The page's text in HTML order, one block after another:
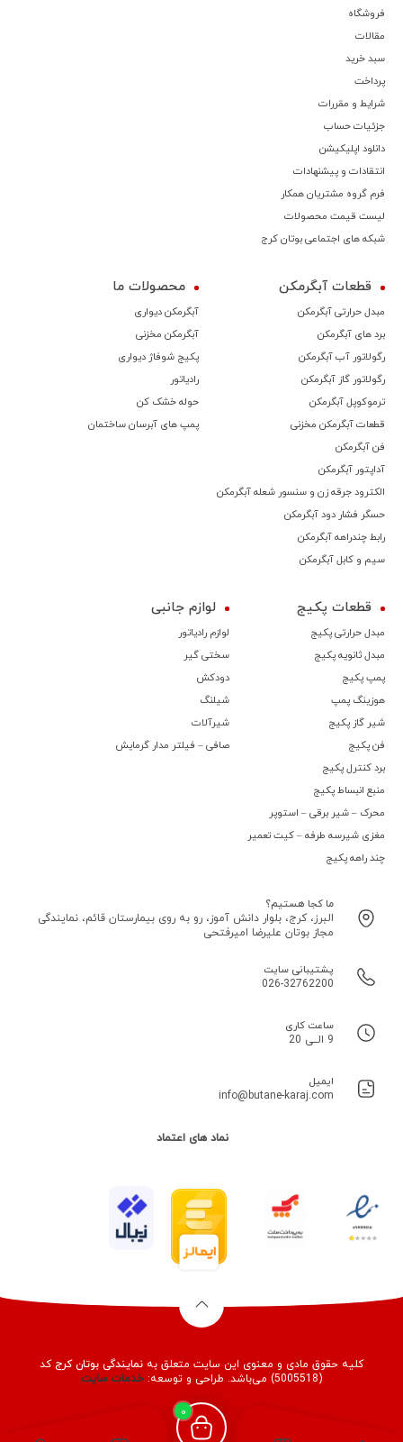
0
فروشگاه
مقالات
سبد خرید
پرداخت
شرایط و مقررات
جزئیات حساب
دانلود اپلیکیشن
انتقادات و پیشنهادات
فرم گروه مشتریان همکار
لیست قیمت محصولات
شبکه های اجتماعی بوتان کرج
قطعات آبگرمکن
مبدل حرارتی آبگرمکن
برد های آبگرمکن
رگولاتور آب آبگرمکن
رگولاتور گاز آبگرمکن
ترموكوپل آبگرمکن
قطعات آبگرمکن مخزنی
فن آبگرمکن
آداپتور آبگرمکن
الکترود جرقه زن و سنسور شعله آبگرمکن
حسگر فشار دود آبگرمکن
رابط چندراهه آبگرمکن
سیم و کابل آبگرمکن
محصولات ما
آبگرمکن دیواری
آبگرمکن مخزنی
پکیج شوفاژ دیواری
رادیاتور
حوله خشک کن
پمپ های آبرسان ساختمان
قطعات پکیج
مبدل حرارتی پکیج
مبدل ثانویه پکیج
پمپ پکیج
هوزینگ پمپ
شیر گاز پکیج
فن پکیج
برد کنترل پکیج
منبع انبساط پکیج
محرک – شیر برقی – استوپر
مغزی شیرسه طرفه – کیت تعمیر
چند راهه پکیج
لوازم جانبی
لوازم رادیاتور
سختی گیر
دودکش
شیلنگ
شیرآلات
صافی – فیلتر مدار گرمایش
ما کجا هستیم؟
البرز، کرج، بلوار دانش آموز، رو به روی بیمارستان قائم، نمایندگی
مجاز بوتان علیرضا امیرفتحی
پشتیبانی سایت
026-32762200
ساعت کاری
9 الــی 20
ایمیل
info@butane-karaj.com
نماد های اعتماد
کلیه حقوق مادی و معنوی این سایت متعلق به نمایندگی بوتان کرجکد
(5005518) می‌باشد. طراحی و توسعه:
خدماتسایت